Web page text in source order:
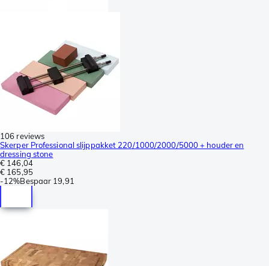
106 reviews
Skerper Professional slijppakket 220/1000/2000/5000 + houder en
dressing stone
€ 146,04
€ 165,95
-12%Bespaar 19,91